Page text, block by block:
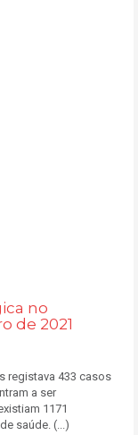
no
de 2021
registava 433 casos
a ser
1171
saúde. (...)